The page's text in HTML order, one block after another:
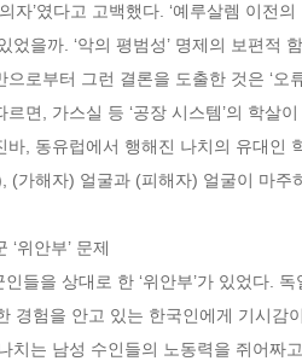
자’였다고 고백했다. ‘예루살렘 이
었을까. ‘악의 평범성’ 명제의 보편
로부터 그런 결론을 도출한 것은 ‘오
면, 가스실 등 ‘공장 시스템’의 학
, 동유럽에서 행해진 나치의 유대인
(가해자) 얼굴과 (피해자) 얼굴이 마주
‘위안부’ 문제
들을 상대로 한 ‘위안부’가 있었다.
경험을 안고 있는 한국인에게 기시
치는 남성 수인들의 노동력을 쥐어짜